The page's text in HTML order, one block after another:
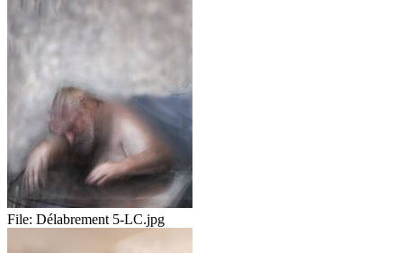
File: Délabrement 5-LC.jpg